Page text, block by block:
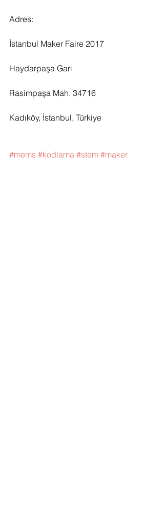
Adres:
İstanbul Maker Faire 2017
Haydarpaşa Garı
Rasimpaşa Mah. 34716
Kadıköy, İstanbul, Türkiye
#mems #kodlama #stem #maker